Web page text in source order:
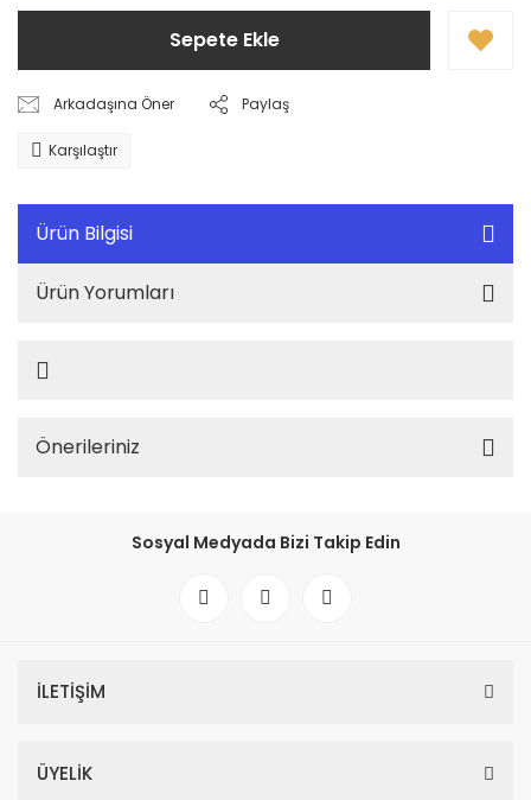
Sepete Ekle
Arkadaşına Öner Paylaş
Karşılaştır
Ürün Bilgisi
Ürün Yorumları
Önerileriniz
Sosyal Medyada Bizi Takip Edin
İLETİŞİM
ÜYELİK